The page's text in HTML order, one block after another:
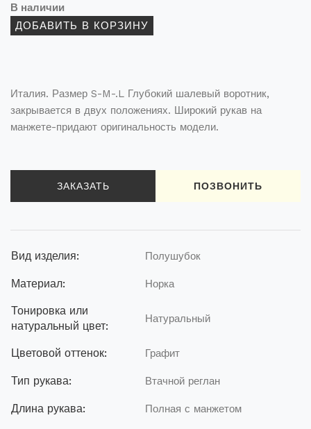
В наличии
Италия. Размер S-M-.L Глубокий шалевый воротник,
закрывается в двух положениях. Широкий рукав на
манжете-придают оригинальность модели.
ЗАКАЗАТЬ ПОЗВОНИТЬ
Вид изделия: Полушубок
Материал: Норка
Тонировка или
натуральный цвет:
Натуральный
Цветовой оттенок: Графит
Тип рукава: Втачной реглан
Длина рукава: Полная с манжетом